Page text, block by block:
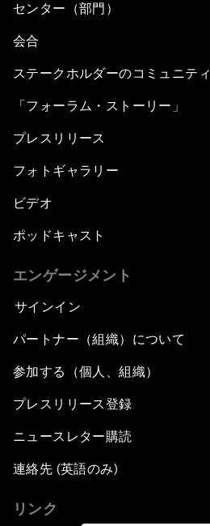
センター（部門）
会合
ステークホルダーのコミュニティ
「フォーラム・ストーリー」
プレスリリース
フォトギャラリー
ビデオ
ポッドキャスト
エンゲージメント
サインイン
パートナー（組織）について
参加する（個人、組織）
プレスリリース登録
ニュースレター購読
連絡先 (英語のみ)
リンク